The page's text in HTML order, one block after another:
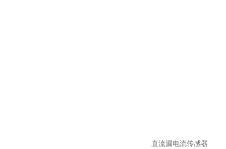
直流漏电流传感器